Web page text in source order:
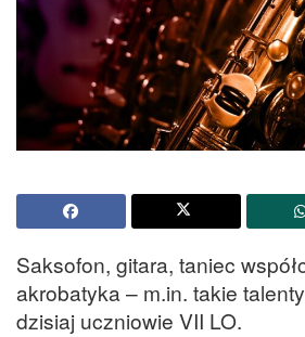
Saksofon, gitara, taniec
akrobatyka – m.in. takie
dzisiaj uczniowie VII LO.